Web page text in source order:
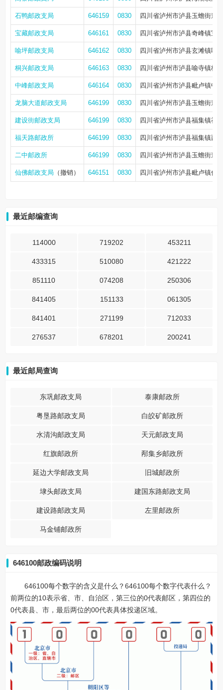
石鸭邮政支局 646159 0830 四川省泸州市泸县玉蟾街道
宝藏邮政支局 646161 0830 四川省泸州市泸县奇峰镇宝
喻坪邮政支局 646162 0830 四川省泸州市泸县玄滩镇喻
桐兴邮政支局 646163 0830 四川省泸州市泸县喻寺镇桐
中峰邮政支局 646164 0830 四川省泸州市泸县毗卢镇中
龙脑大道邮政支局 646199 0830 四川省泸州市泸县玉蟾街道
建设街邮政支局 646199 0830 四川省泸州市泸县福集镇祥
福天路邮政所 646199 0830 四川省泸州市泸县福集镇西
二中邮政所 646199 0830 四川省泸州市泸县玉蟾街道
仙佛邮政支局 （撤销） 646151 0830 四川省泸州市泸县毗卢镇仙
最近邮编查询
114000 719202 453211
433315 510080 421222
851110 074208 250306
841405 151133 061305
841401 271199 712033
276537 678201 200241
最近邮局查询
东巩邮政支局 泰康邮政所
粤垦路邮政支局 白皎矿邮政所
水清沟邮政支局 天元邮政支局
红旗邮政所 邴集乡邮政所
延边大学邮政支局 旧城邮政所
埭头邮政支局 建国东路邮政支局
建设路邮政支局 左里邮政所
马金铺邮政所
646100邮政编码说明
646100每个数字的含义是什么？646100每个数字代表什么？
前两位的10表示省、市、自治区，第三位的0代表邮区，第四位的
0代表县、市，最后两位的00代表具体投递区域。